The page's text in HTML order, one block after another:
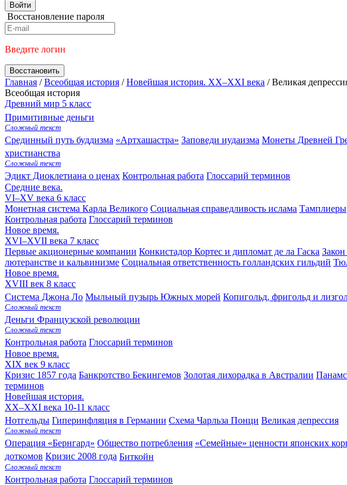
Войти
Восстановление пароля
Введите логин
Восстановить
Главная / Всеобщая история / Новейшая история. XX–XXI века / Великая
Всеобщая история
Древний мир 5 класс
Примитивные деньги
Сложный текст
Срединный путь буддизма «Артхашастра» Заповеди иудаизма Монеты Древней
христианства
Сложный текст
Эдикт Диоклетиана о ценах Контрольная работа Глоссарий терминов
Средние века.
VI–XV века 6 класс
Монетная система Карла Великого Социальная справедливость ислама Тамплиеры
Контрольная работа Глоссарий терминов
Новое время.
XVI–XVII века 7 класс
Первые акционерные компании Конкистадор Кортес и дипломат де ла Гаска
лютеранстве и кальвинизме Социальная ответственность голландских гильдий
Новое время.
XVIII век 8 класс
Система Джона Ло Мыльный пузырь Южных морей Копигольд, фригольд и
Сложный текст
Деньги Французской революции
Сложный текст
Контрольная работа Глоссарий терминов
Новое время.
XIX век 9 класс
Кризис 1857 года Банкротство Бекингемов Золотая лихорадка в Австралии
терминов
Новейшая история.
XX–XXI века 10-11 класс
Нотгельды Гиперинфляция в Германии Схема Чарльза Понци Великая депрессия
Сложный текст
Операция «Бернгард» Общество потребления «Семейные» ценности японских
доткомов Кризис 2008 года Биткойн
Сложный текст
Контрольная работа Глоссарий терминов